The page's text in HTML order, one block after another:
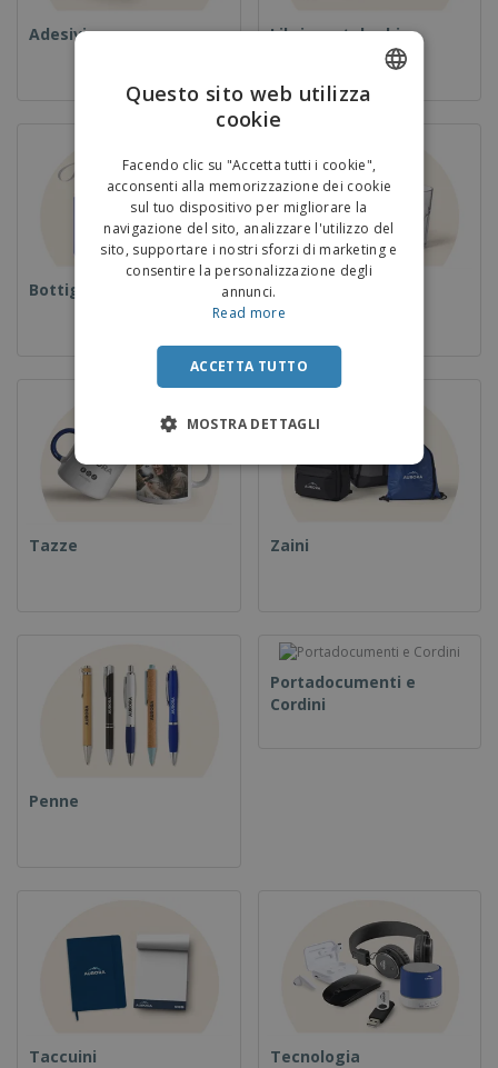
Adesivi Libri e cataloghi
Bottiglie Coppe
Tazze Zaini
Penne
Portadocumenti e
Cordini
Taccuini Tecnologia
Questo sito web utilizza
cookie
Facendo clic su "Accetta tutti i cookie",
acconsenti alla memorizzazione dei cookie
sul tuo dispositivo per migliorare la
navigazione del sito, analizzare l'utilizzo del
sito, supportare i nostri sforzi di marketing e
consentire la personalizzazione degli
annunci.
Read more
ACCETTA TUTTO
MOSTRA DETTAGLI